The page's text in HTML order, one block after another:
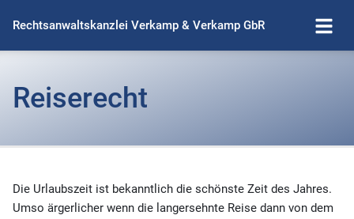
Rechtsanwaltskanzlei Verkamp & Verkamp GbR
Reiserecht
Die Urlaubszeit ist bekanntlich die schönste Zeit des Jahres.
Umso ärgerlicher wenn die langersehnte Reise dann von dem